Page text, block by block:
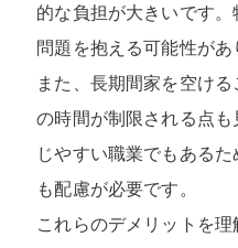
的な負担が大きいです
問題を抱える可能性があ
また、長期間家を空け
の時間が制限される点
じやすい職業でもある
も配慮が必要です。
これらのデメリットを